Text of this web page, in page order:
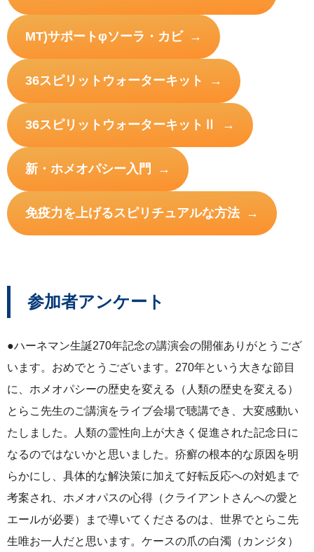
MT)サポートφソーラ・カビ
36スピリットウォーターキット
36スピリットウォーターキットⅡ
新・ホメオパシー入門
免疫力を上げるスピリチュアルな方法
参加者アンケート
●ハーネマン生誕270年記念の講演会の開催ありがとうござ
います。おめでとうございます。270年という大きな節目
に、ホメオパシーの歴史を変える（人類の歴史を変える）
とらこ先生のご講演をライブ会場で聴講でき、大変感動い
たしました。人類の霊性向上が大きく促進された記念日に
なるのではないかと思いました。疥癬の根本的な原因を明
らかにし、具体的な解決策に加えて好転反応への対処まで
考案され、ホメオパスの心得（クライアントさんへの愛と
エールが必要）まで導いてくださるのは、世界でとらこ先
生唯お一人だと思います。ケースの爪の白濁（カンジタ）